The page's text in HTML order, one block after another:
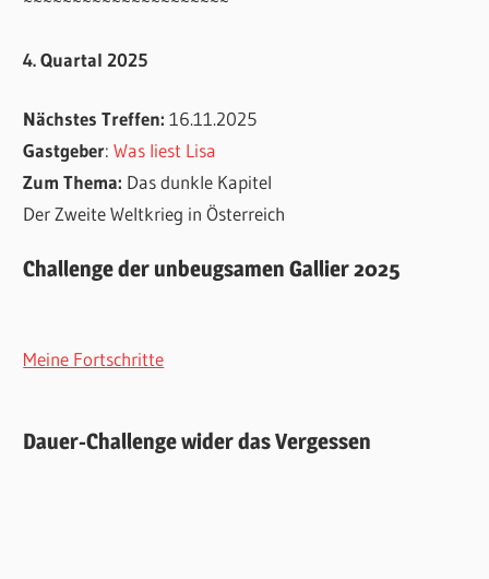
4. Quartal 2025
Nächstes Treffen:16.11.2025
Gastgeber:Was liest Lisa
Zum Thema: Das dunkle Kapitel
Der Zweite Weltkrieg in Österreich
Challenge der unbeugsamen Gallier 2025
Meine Fortschritte
Dauer-Challenge wider das Vergessen